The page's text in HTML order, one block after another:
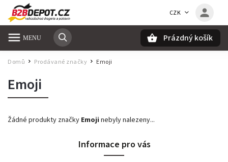
CZK
Prázdný košík
Domů / Prodávané značky / Emoji
Emoji
Žádné produkty značky Emoji nebyly nalezeny...
Informace pro vás